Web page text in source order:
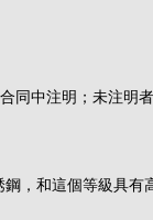
同中注明；未注明
鋼，和這個等級具有